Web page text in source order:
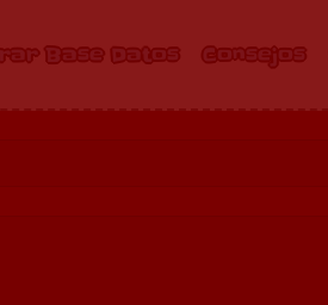
Base Datos Consejos